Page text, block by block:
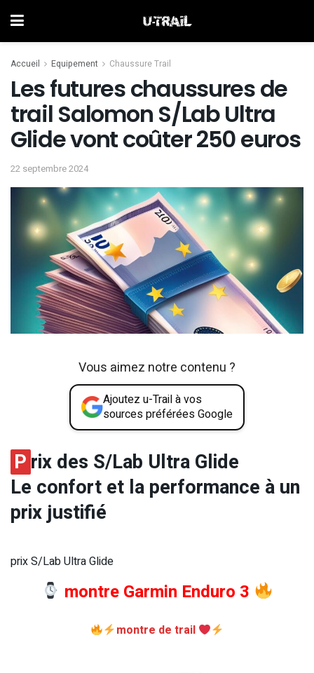
Accueil Equipement Chaussure Trail
Les futures chaussures de
trail Salomon S/Lab Ultra
Glide vont coûter 250 euros
22 septembre 2024
Vous aimez notre contenu ?
Ajoutez u-Trail à vos
sources préférées Google
P rix des S/Lab Ultra Glide
Le confort et la performance à un
prix justifié
prix S/Lab Ultra Glide
montre Garmin Enduro 3
montre de trail